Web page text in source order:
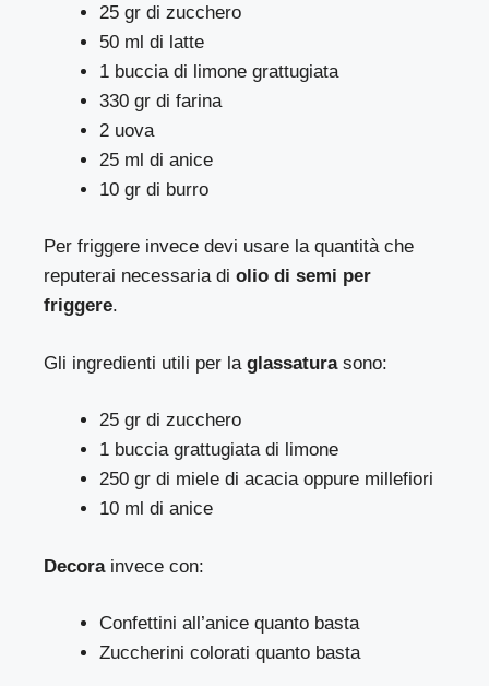
25 gr di zucchero
50 ml di latte
1 buccia di limone grattugiata
330 gr di farina
2 uova
25 ml di anice
10 gr di burro
Per friggere invece devi usare la quantità che
reputerai necessaria diolio di semi per
friggere.
Gli ingredienti utili per laglassaturasono:
25 gr di zucchero
1 buccia grattugiata di limone
250 gr di miele di acacia oppure millefiori
10 ml di anice
Decorainvece con:
Confettini all’anice quanto basta
Zuccherini colorati quanto basta